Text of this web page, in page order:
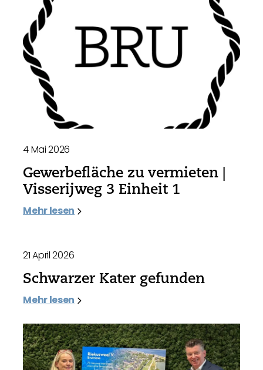
4 Mai 2026
Gewerbefläche zu vermieten |
Visserijweg 3 Einheit 1
Mehr lesen
21 April 2026
Schwarzer Kater gefunden
Mehr lesen